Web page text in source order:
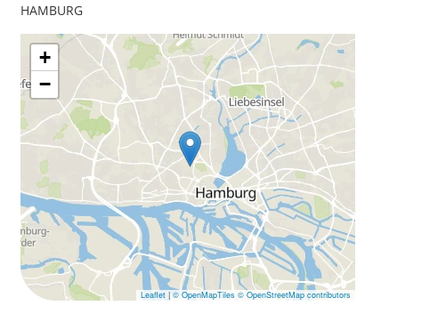
HAMBURG
+
−
Leaflet | © OpenMapTiles © OpenStreetMap contributors